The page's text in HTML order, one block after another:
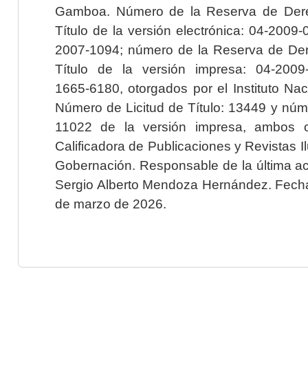
Gamboa. Número de la Reserva de
Título de la versión electrónica: 04-2009-
2007-1094; número de la Reserva de
Título de la versión impresa: 04-2009-
1665-6180, otorgados por el Instituto
Número de Licitud de Título: 13449 y
11022 de la versión impresa, ambos
Calificadora de Publicaciones y Revistas
Gobernación. Responsable de la última
Sergio Alberto Mendoza Hernández.
de marzo de 2026.